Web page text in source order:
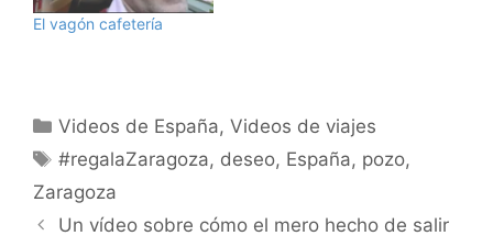
El vagón cafetería
Categorías
Videos de España,Videos de viajes
Etiquetas
#regalaZaragoza, deseo, España, pozo,
Zaragoza
Un vídeo sobre cómo el mero hecho de salir